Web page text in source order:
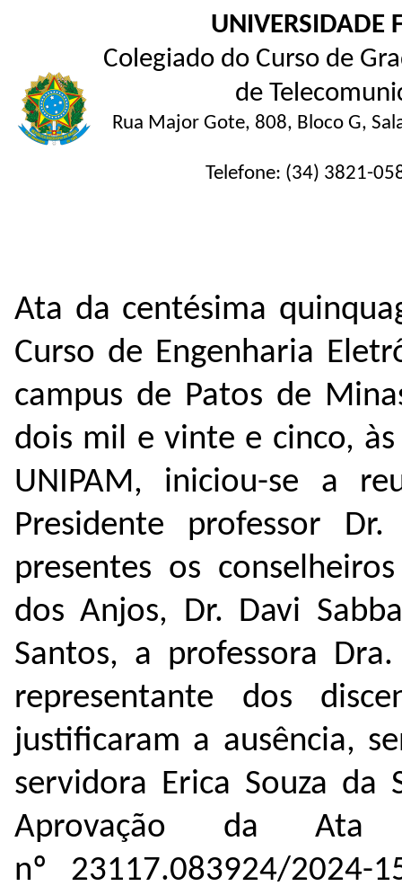
UNIVERSIDADE
Colegiado do Curso de
de
Rua Major Gote, 808, Bloco G,
Telefone: (34) 3821-
Ata da centésima
Curso de Engenharia
campus de Patos de
dois mil e vinte e cinco,
UNIPAM, iniciou-se a
Presidente professor
presentes os
dos Anjos, Dr. Davi
Santos, a professora
representante dos
justificaram a ausência,
servidora Erica Souza da
Aprovação da Ata
nº 23117.083924/2024-